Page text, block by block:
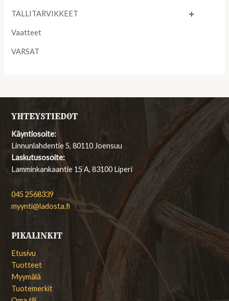
TALLITARVIKKEET
Vaatteet
VARSAT
YHTEYSTIEDOT
Käyntiosoite:
Linnunlahdentie 5, 80110 Joensuu
Laskutusosoite:
Lamminkankaantie 15 A, 83100 Liperi
045 2568339
myynti@ladosta.fi
PIKALINKIT
Etusivu
Tuotteet
Myymälä
Tuotemerkit